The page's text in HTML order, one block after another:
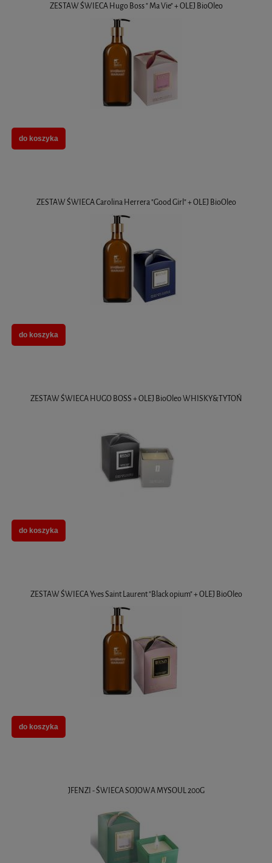
ZESTAW ŚWIECA Hugo Boss " Ma Vie" + OLEJ BioOleo
do koszyka
ZESTAW ŚWIECA Carolina Herrera "Good Girl" + OLEJ BioOleo
do koszyka
ZESTAW ŚWIECA HUGO BOSS + OLEJ BioOleo WHISKY&TYTOŃ
do koszyka
ZESTAW ŚWIECA Yves Saint Laurent "Black opium" + OLEJ BioOleo
do koszyka
JFENZI - ŚWIECA SOJOWA MYSOUL 200G